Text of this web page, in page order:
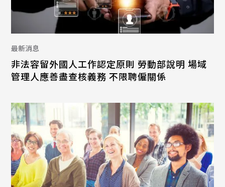
最新消息
非法容留外國人工作認定原則 勞動部說明 場域
管理人應善盡查核義務 不限聘僱關係